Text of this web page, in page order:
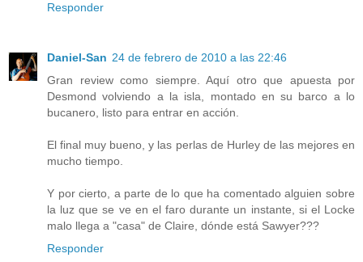
Responder
Daniel-San 24 de febrero de 2010 a las 22:46
Gran review como siempre. Aquí otro que apuesta por
Desmond volviendo a la isla, montado en su barco a lo
bucanero, listo para entrar en acción.
El final muy bueno, y las perlas de Hurley de las mejores en
mucho tiempo.
Y por cierto, a parte de lo que ha comentado alguien sobre
la luz que se ve en el faro durante un instante, si el Locke
malo llega a "casa" de Claire, dónde está Sawyer???
Responder